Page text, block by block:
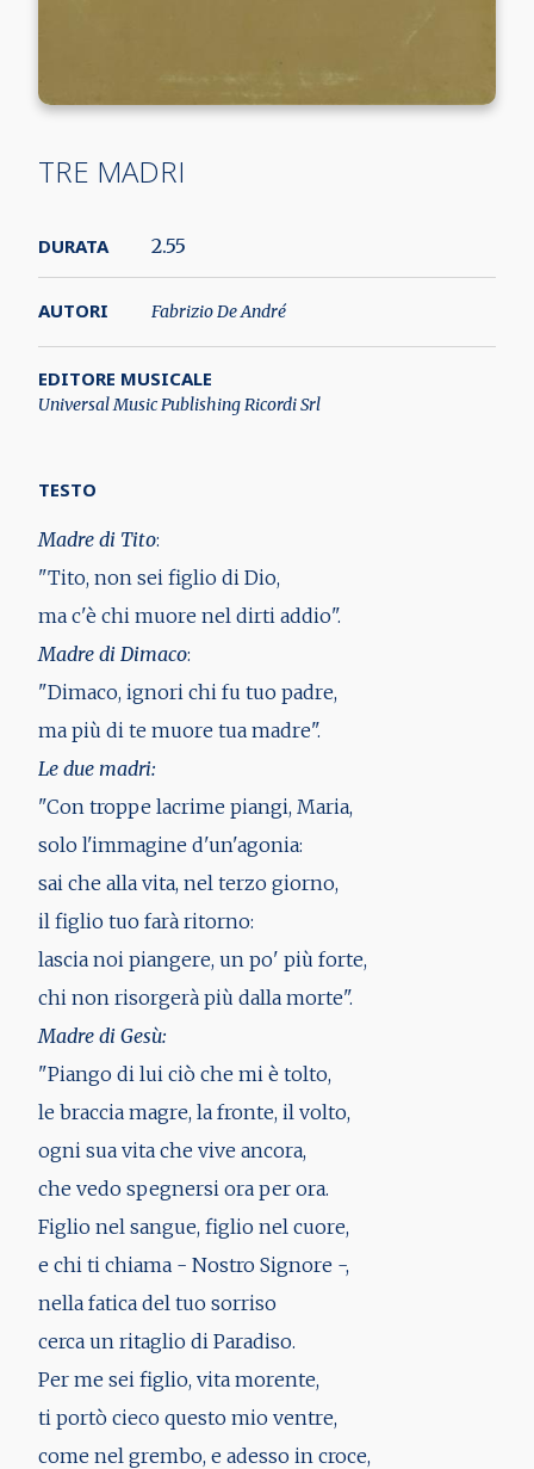
TRE MADRI
DURATA 2.55
AUTORI Fabrizio De André
EDITORE MUSICALE
Universal Music Publishing Ricordi Srl
TESTO
Madre di Tito:
"Tito, non sei figlio di Dio,
ma c'è chi muore nel dirti addio".
Madre di Dimaco:
"Dimaco, ignori chi fu tuo padre,
ma più di te muore tua madre".
Le due madri:
"Con troppe lacrime piangi, Maria,
solo l'immagine d'un'agonia:
sai che alla vita, nel terzo giorno,
il figlio tuo farà ritorno:
lascia noi piangere, un po' più forte,
chi non risorgerà più dalla morte".
Madre di Gesù:
"Piango di lui ciò che mi è tolto,
le braccia magre, la fronte, il volto,
ogni sua vita che vive ancora,
che vedo spegnersi ora per ora.
Figlio nel sangue, figlio nel cuore,
e chi ti chiama - Nostro Signore -,
nella fatica del tuo sorriso
cerca un ritaglio di Paradiso.
Per me sei figlio, vita morente,
ti portò cieco questo mio ventre,
come nel grembo, e adesso in croce,